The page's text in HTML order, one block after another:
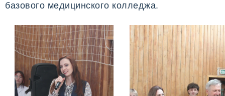
базового медицинского колледжа.